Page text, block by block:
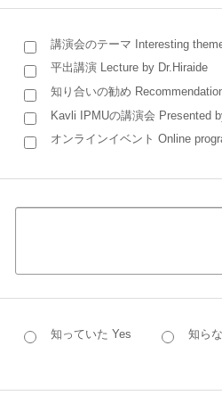
講演会のテーマ Interesting
平出講演 Lecture by Dr.Hiraide
知り合いの勧め
Kavli IPMUの講演会 Presented
オンラインイベント Online
知っていた Yes 知ら